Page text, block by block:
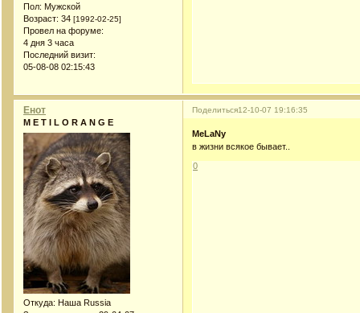
Пол: Мужской
Возраст: 34 [1992-02-25]
Провел на форуме:
4 дня 3 часа
Последний визит:
05-08-08 02:15:43
Поделиться12-10-07 19:16:35
Енот
M E T I L O R A N G E
Откуда: Наша Russia
MeLaNy
в жизни всякое бывает..
0